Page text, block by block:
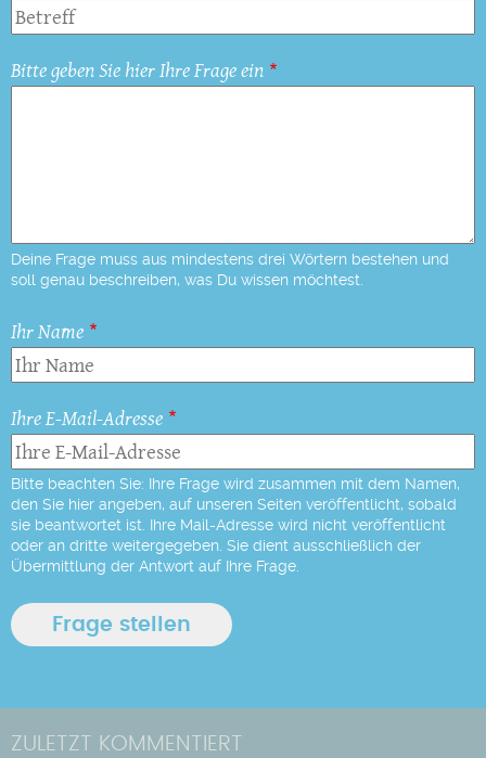
Bitte geben Sie hier Ihre Frage ein
Deine Frage muss aus mindestens drei Wörtern bestehen und
soll genau beschreiben, was Du wissen möchtest.
Ihr Name
Ihre E-Mail-Adresse
Bitte beachten Sie: Ihre Frage wird zusammen mit dem Namen,
den Sie hier angeben, auf unseren Seiten veröffentlicht, sobald
sie beantwortet ist. Ihre Mail-Adresse wird nicht veröffentlicht
oder an dritte weitergegeben. Sie dient ausschließlich der
Übermittlung der Antwort auf Ihre Frage.
ZULETZT KOMMENTIERT